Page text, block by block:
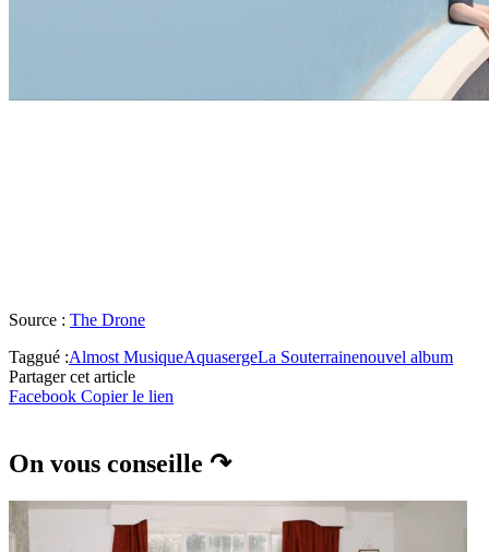
Source : The Drone
Taggué :Almost MusiqueAquasergeLa Souterrainenouvel album
Partager cet article
Facebook Copier le lien
On vous conseille ↷